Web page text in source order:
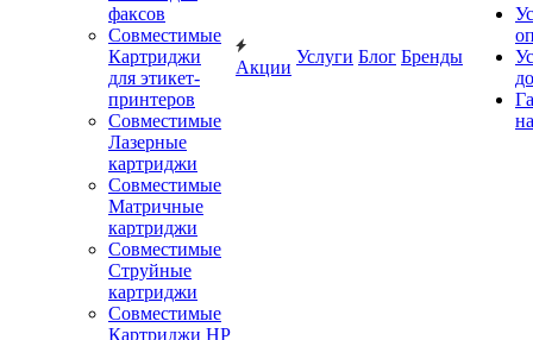
факсов
Совместимые
Картриджи
для этикет-
принтеров
Совместимые
Лазерные
картриджи
Совместимые
Матричные
картриджи
Совместимые
Струйные
картриджи
Совместимые
Картриджи HP
Акции
Услуги Блог Бренды